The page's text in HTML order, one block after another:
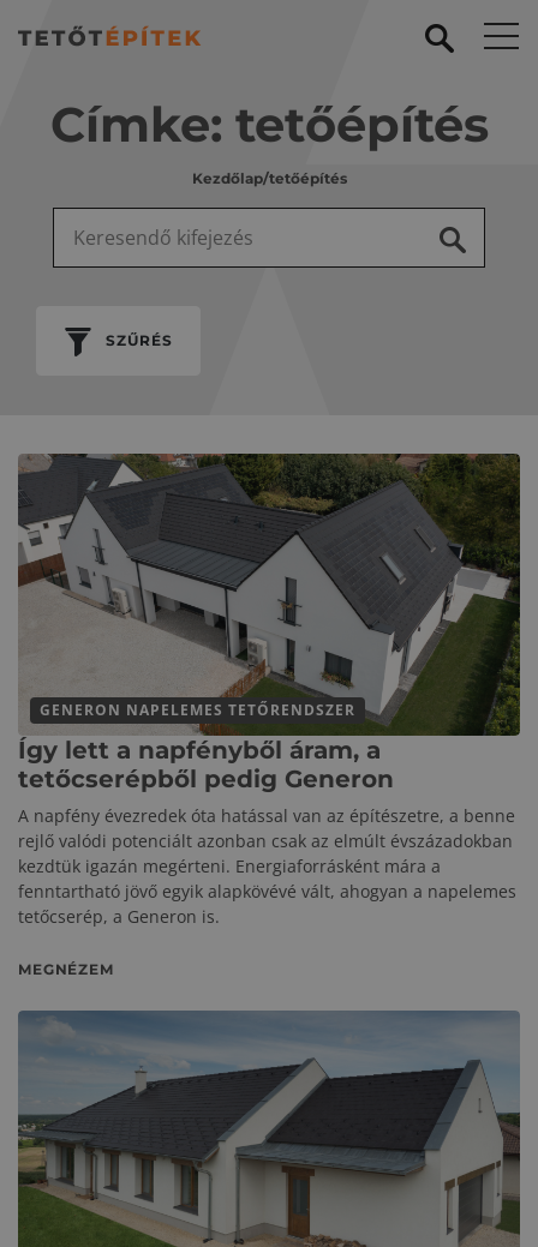
Címke: tetőépítés
Kezdőlap/tetőépítés
SZŰRÉS
GENERON NAPELEMES TETŐRENDSZER
Így lett a napfényből áram, a
tetőcserépből pedig Generon
A napfény évezredek óta hatással van az építészetre, a benne
rejlő valódi potenciált azonban csak az elmúlt évszázadokban
kezdtük igazán megérteni. Energiaforrásként mára a
fenntartható jövő egyik alapkövévé vált, ahogyan a napelemes
tetőcserép, a Generon is.
MEGNÉZEM